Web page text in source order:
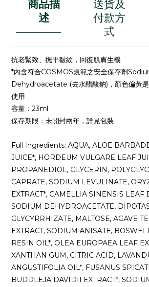
商品描
述
送貨及
付款方
式
抗老緊致、撫平皺紋，回復肌膚生機
*內含符合COSMOS規範之安全保存劑
Dehydroacetate (去水醋酸鈉)，顏色偏黃
使用
容量：23ml
保存期限：未開封兩年，詳見包裝
Full Ingredients: AQUA, ALOE
JUICE*, HORDEUM VULGARE LEAF
PROPANEDIOL, GLYCERIN,
CAPRATE, SODIUM LEVULINATE,
EXTRACT*, CAMELLIA SINENSIS LEAF
SODIUM DEHYDROACETATE,
GLYCYRRHIZATE, MALTOSE, AGAVE
EXTRACT, SODIUM ANISATE,
RESIN OIL*, OLEA EUROPAEA LEAF
XANTHAN GUM, CITRIC ACID,
ANGUSTIFOLIA OIL*, FUSANUS
BUDDLEJA DAVIDII EXTRACT*,